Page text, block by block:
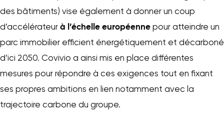
des bâtiments) vise également à donner un coup
d’accélérateur à l’échelle européenne pour atteindre un
parc immobilier efficient énergétiquement et décarboné
d’ici 2050. Covivio a ainsi mis en place différentes
mesures pour répondre à ces exigences tout en fixant
ses propres ambitions en lien notamment avec la
trajectoire carbone du groupe.